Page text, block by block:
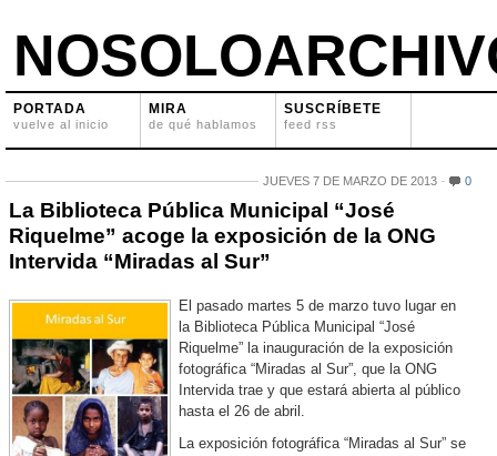
PORTADA
vuelve al inicio
MIRA
de qué hablamos
SUSCRÍBETE
feed rss
JUEVES 7 DE MARZO DE 2013 0
La Biblioteca Pública Municipal “José
Riquelme” acoge la exposición de la ONG
Intervida “Miradas al Sur”
El pasado martes 5 de marzo tuvo lugar en
la Biblioteca Pública Municipal “José
Riquelme” la inauguración de la exposición
fotográfica “Miradas al Sur”, que la ONG
Intervida trae y que estará abierta al público
hasta el 26 de abril.
La exposición fotográfica “Miradas al Sur” se